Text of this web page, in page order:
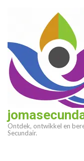
(druk
enter)
Ontdek, ontwikkel en
Secundair.